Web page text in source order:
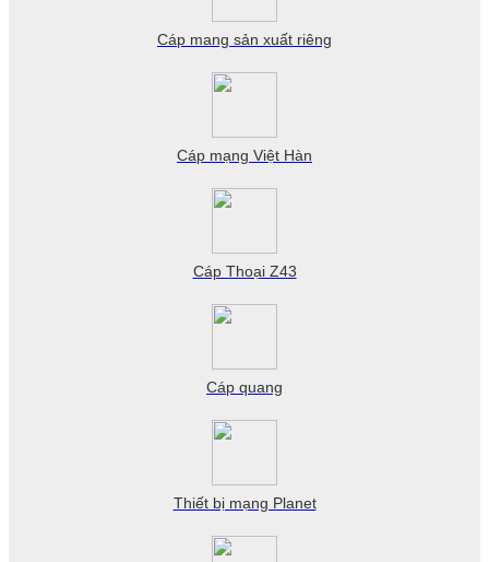
Cáp mang sản xuất riêng
Cáp mạng Việt Hàn
Cáp Thoại Z43
Cáp quang
Thiết bị mạng Planet